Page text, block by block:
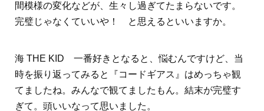
間模様の変化などが、生々し過ぎてたまらないです。
完璧じゃなくていいや！ と思えるといいますか。
海 THE KID 一番好きとなると、悩むんですけど、当
時を振り返ってみると『コードギアス』はめっちゃ観
てましたね。みんなで観てましたもん。結末が完璧す
ぎて。頭いいなって思いました。